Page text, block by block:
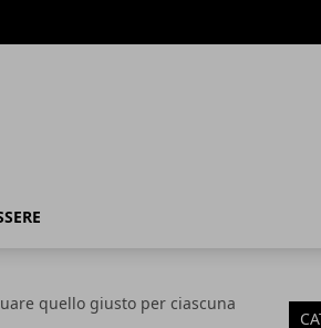
quello giusto per ciascuna